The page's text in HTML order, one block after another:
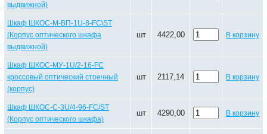
выдвижной)
Шкаф ШКОС-М-ВП-1U-8-FC\ST
(Корпус оптического шкафа
выдвижной)
шт 4422,00 В корзину
Шкаф ШКОС-МУ-1U/2-16-FC
кроссовый оптический стоечный
(корпус)
шт 2117,14 В корзину
Шкаф ШКОС-С-3U/4-96-FC/ST
(Корпус оптического шкафа)
шт 4290,00 В корзину